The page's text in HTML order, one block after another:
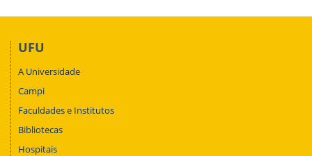
UFU
A Universidade
Campi
Faculdades e Institutos
Bibliotecas
Hospitais